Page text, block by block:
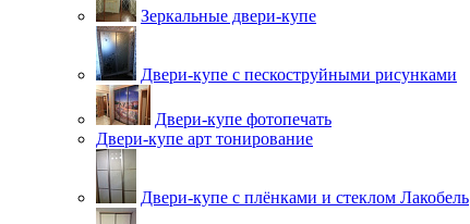
Зеркальные двери-купе
Двери-купе с пескоструйными рисунками
Двери-купе фотопечать
Двери-купе арт тонирование
Двери-купе с плёнками и стеклом Лакобель